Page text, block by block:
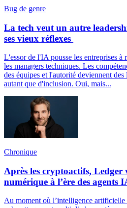
Bug de genre
La tech veut un autre
ses vieux réflexes
L'essor de l'IA pousse les entreprises à
les managers techniques. Les
des équipes et l'autorité deviennent
autant que d'inclusion. Oui, mais...
Chronique
Après les cryptoactifs, Ledger
numérique à l’ère des agents
Au moment où l’intelligence artificielle